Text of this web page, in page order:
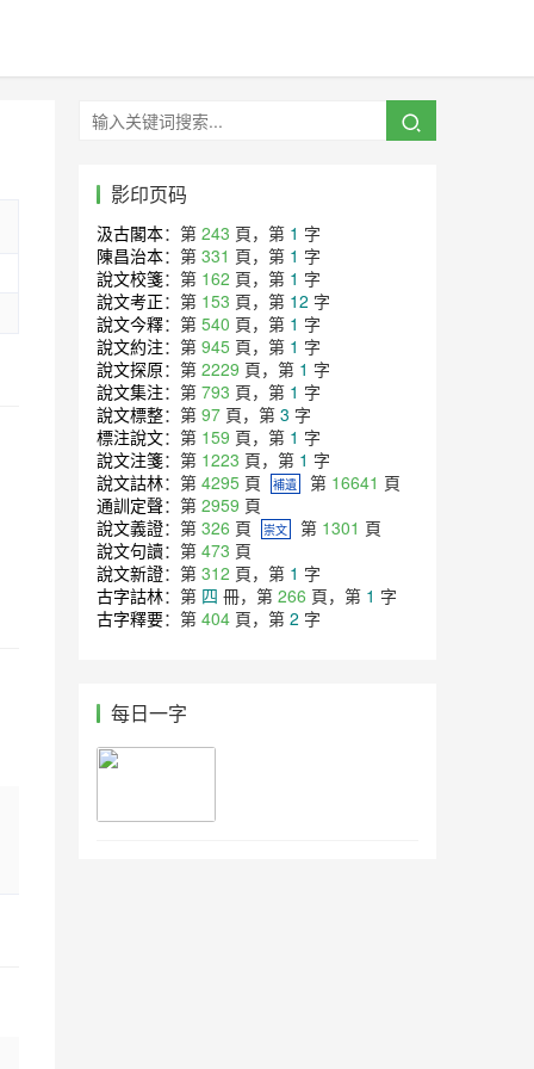
影印页码
汲古閣本：第 243 頁，第 1 字
陳昌治本：第 331 頁，第 1 字
說文校箋：第 162 頁，第 1 字
說文考正：第 153 頁，第 12 字
說文今釋：第 540 頁，第 1 字
說文約注：第 945 頁，第 1 字
說文探原：第 2229 頁，第 1 字
說文集注：第 793 頁，第 1 字
說文標整：第 97 頁，第 3 字
標注說文：第 159 頁，第 1 字
說文注箋：第 1223 頁，第 1 字
說文詁林：第 4295 頁 補遺 第 16641 頁
通訓定聲：第 2959 頁
說文義證：第 326 頁 崇文 第 1301 頁
說文句讀：第 473 頁
說文新證：第 312 頁，第 1 字
古字詁林：第 四 冊，第 266 頁，第 1 字
古字釋要：第 404 頁，第 2 字
每日一字